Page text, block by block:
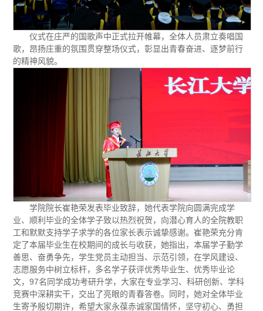
合作交流
相关政策
最新资讯
导师介绍
学院简介
师资状况
专业介绍
仪式在庄严的国歌声中正式拉开帷幕，全体人员肃立奏唱国
歌，昂扬庄重的氛围贯穿整场仪式，彰显出青春奋进、逐梦前行
的精神风貌。
学院院长崔艳荣发表毕业致辞，她代表学院向圆满完成学
业、顺利毕业的全体学子致以热烈祝贺，向潜心育人的全院教职
工和默默支持学子求学的各位家长表示诚挚感谢。崔艳荣充分肯
定了本届毕业生在校期间的成长与收获，她指出，本届学子勤学
善思、奋勇争先，学生党员主动担当、示范引领，在学风建设、
志愿服务中树立标杆，多名学子获评优秀毕业生、优秀毕业论
文，97名同学成功考研升学，大家在专业学习、科研创新、学科
竞赛中深耕实干，交出了亮眼的青春答卷。同时，她对全体毕业
生寄予殷切期许，希望大家永葆赤诚家国情怀，坚守初心、勇担